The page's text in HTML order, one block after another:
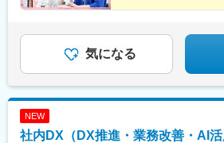
気になる
NEW
社内DX（DX推進・業務改善・AI